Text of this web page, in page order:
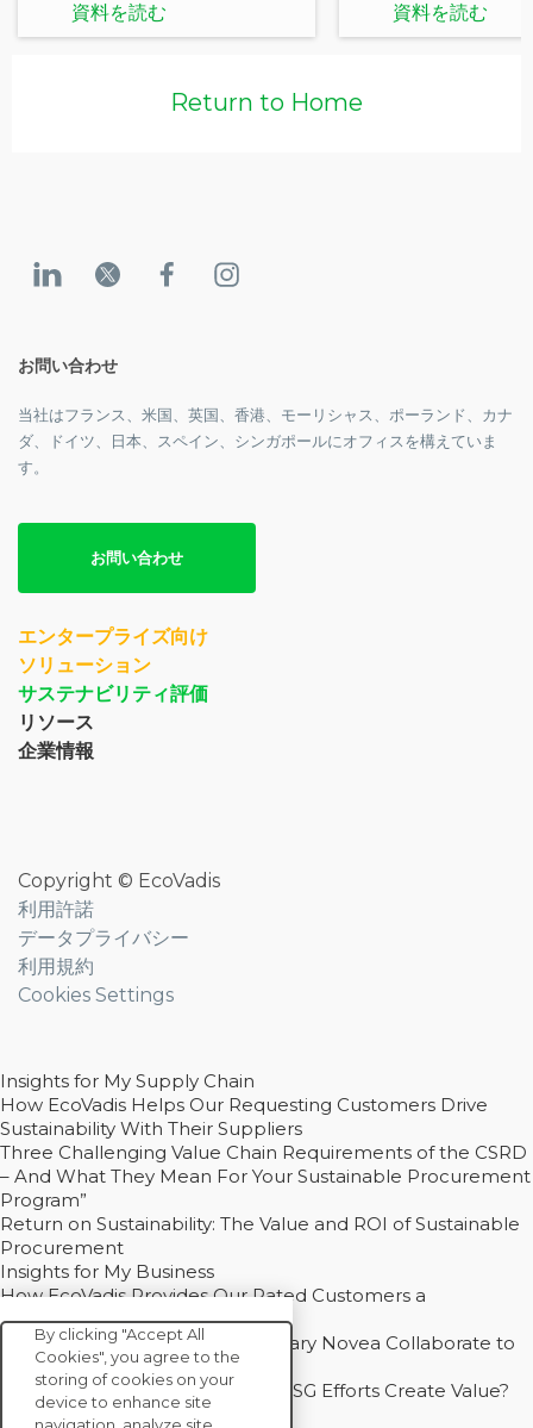
資料を読む 資料を読む
Return to Home
お問い合わせ
当社はフランス、米国、英国、香港、モーリシャス、ポーランド、カナ
ダ、ドイツ、日本、スペイン、シンガポールにオフィスを構えていま
す。
お問い合わせ
エンタープライズ向け
ソリューション
サステナビリティ評価
リソース
企業情報
Copyright © EcoVadis
利用許諾
データプライバシー
利用規約
Cookies Settings
Insights for My Supply Chain
How EcoVadis Helps Our Requesting Customers Drive
Sustainability With Their Suppliers
Three Challenging Value Chain Requirements of the CSRD
– And What They Mean For Your Sustainable Procurement
Program”
Return on Sustainability: The Value and ROI of Sustainable
Procurement
Insights for My Business
How EcoVadis Provides Our Rated Customers a
Competitive Advantage
How Groupe Sterne and Subsidiary Novea Collaborate to
Drive Decarbonization
Bain - EcoVadis Joint Study: Do ESG Efforts Create Value?
Recommended
By clicking "Accept All
Cookies", you agree to the
storing of cookies on your
device to enhance site